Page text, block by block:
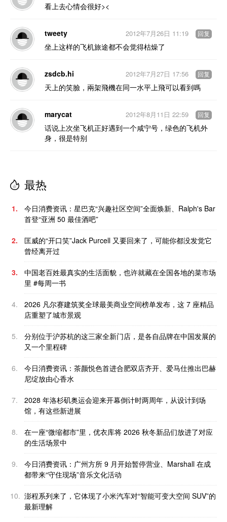
看上去心情会很好><
tweety
坐上这样的飞机旅途都不会觉得枯燥了
2012年7月26日 11:19 回复
zsdcb.hi
天上的笑臉，兩架飛機在同一水平上飛可以看到嗎
2012年7月27日 17:56 回复
marycat
话说上次坐飞机正好遇到一个咸宁号，绿色的飞机外
身，很是特别
2012年8月11日 22:59 回复
最热
1.
今日消费资讯：星巴克“兴趣社区空间”全面焕新、Ralph's Bar
首登“亚洲 50 最佳酒吧”
2.
匡威的“开口笑”Jack Purcell 又要回来了，可能你都没发觉它
曾经离开过
3.
中国老百姓最真实的生活面貌，也许就藏在全国各地的菜市场
里 #每周一书
4.
2026 凡尔赛建筑奖全球最美商业空间榜单发布，这 7 座精品
店重塑了城市景观
5.
分别位于沪苏杭的这三家全新门店，是各自品牌在中国发展的
又一个里程碑
6.
今日消费资讯：茶颜悦色首进合肥双店齐开、爱马仕推出巴赫
尼绽放由心香水
7.
2028 年洛杉矶奥运会迎来开幕倒计时两周年，从设计到场
馆，有这些新进展
8.
在一座“微缩都市”里，优衣库将 2026 秋冬新品们放进了对应
的生活场景中
9.
今日消费资讯：广州方所 9 月开始暂停营业、Marshall 在成
都带来“守住现场”音乐文化活动
10. 澎程系列来了，它体现了小米汽车对“智能可变大空间 SUV”的
最新理解